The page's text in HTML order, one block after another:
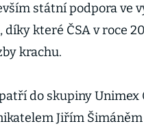
státní podpora ve
které ČSA v roce
krachu.
do skupiny Unimex
Jiřím Šimáněm